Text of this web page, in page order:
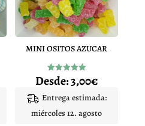
pueden
elegir
en
la
de
producto
MINI OSITOS AZUCAR
Valorado
con
de 5
Desde:3,00€
Entrega estimada:
miércoles 12. agosto